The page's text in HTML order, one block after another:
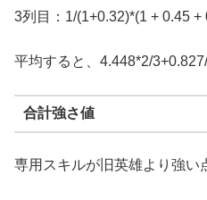
3列目：1/(1+0.32)*(1 + 0.45 +
平均すると、4.448*2/
合計強さ値
専用スキルが旧英雄より強い